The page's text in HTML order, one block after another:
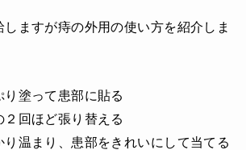
ますが痔の外用の使い方を紹介しま
塗って患部に貼る
回ほど張り替える
温まり、患部をきれいにして当てる